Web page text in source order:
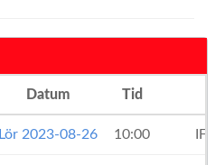
Datum Tid
Lör 2023-08-26 10:00